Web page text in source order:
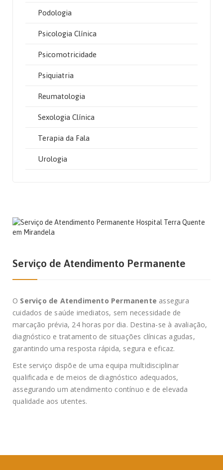
Podologia
Psicologia Clínica
Psicomotricidade
Psiquiatria
Reumatologia
Sexologia Clínica
Terapia da Fala
Urologia
Serviço de Atendimento Permanente
O Serviço de Atendimento Permanente assegura
cuidados de saúde imediatos, sem necessidade de
marcação prévia, 24 horas por dia. Destina-se à avaliação,
diagnóstico e tratamento de situações clínicas agudas,
garantindo uma resposta rápida, segura e eficaz.
Este serviço dispõe de uma equipa multidisciplinar
qualificada e de meios de diagnóstico adequados,
assegurando um atendimento contínuo e de elevada
qualidade aos utentes.